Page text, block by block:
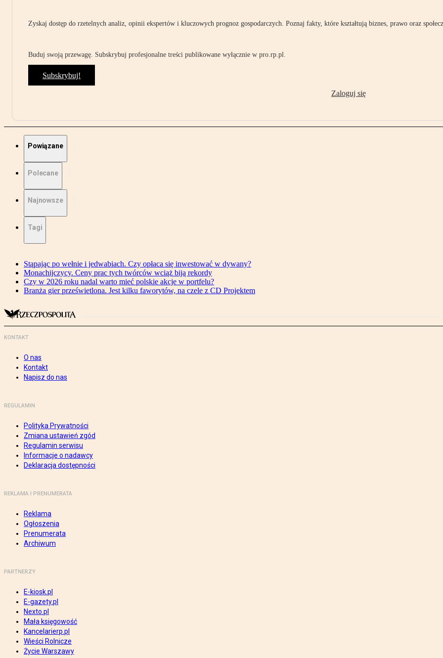
Zyskaj dostęp do rzetelnych analiz, opinii ekspertów i kluczowych prognoz gospodarczych. Poznaj fakty, które kształtują biznes, prawo oraz
Buduj swoją przewagę. Subskrybuj profesjonalne treści publikowane wyłącznie w pro.rp.pl.
Subskrybuj!
Zaloguj się
Powiązane
Polecane
Najnowsze
Tagi
Stąpając po wełnie i jedwabiach. Czy opłaca się inwestować w dywany?
Monachijczycy. Ceny prac tych twórców wciąż biją rekordy
Czy w 2026 roku nadal warto mieć polskie akcje w portfelu?
Branża gier prześwietlona. Jest kilku faworytów, na czele z CD Projektem
KONTAKT
O nas
Kontakt
Napisz do nas
REGULAMIN
Polityka Prywatności
Zmiana ustawień zgód
Regulamin serwisu
Informacje o nadawcy
Deklaracja dostępności
REKLAMA I PRENUMERATA
Reklama
Ogłoszenia
Prenumerata
Archiwum
PARTNERZY
E-kiosk.pl
E-gazety.pl
Nexto.pl
Mała księgowość
Kancelarierp.pl
Wieści Rolnicze
Życie Warszawy